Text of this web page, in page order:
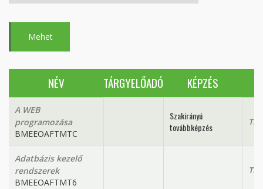
NÉV TÁRGYELŐADÓ KÉPZÉS
A WEB
programozása
BMEEOAFTMTC
Szakirányú
továbbképzés
Adatbázis kezelő
rendszerek
BMEEOAFTMT6